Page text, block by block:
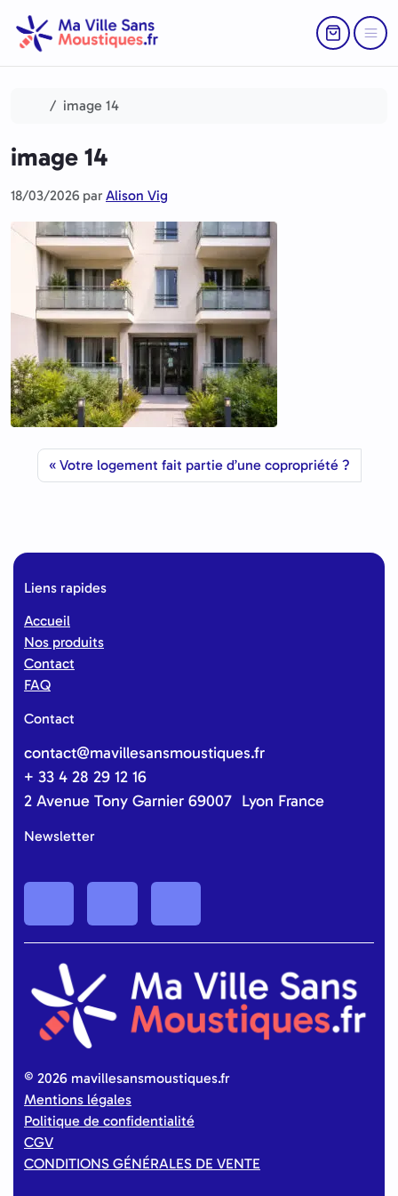
Return to
Menu
Accueil
image 14
image 14
18/03/2026 par Alison Vig
Votre logement fait partie d’une copropriété ?
Liens rapides
Accueil
Nos produits
Contact
FAQ
Contact
contact@mavillesansmoustiques.fr
+ 33 4 28 29 12 16
2 Avenue Tony Garnier 69007 Lyon France
Newsletter
© 2026 mavillesansmoustiques.fr
Mentions légales
Politique de confidentialité
CGV
CONDITIONS GÉNÉRALES DE VENTE